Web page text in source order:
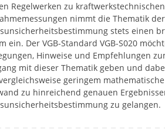
Regelwerken zu kraftwerkstechnischen
nimmt die Thematik der
stets einen
ein. Der VGB-Standard VGB-S020
Hinweise und Empfehlungen
mit dieser Thematik geben und
geringem
zu hinreichend genauen
zu gelangen.